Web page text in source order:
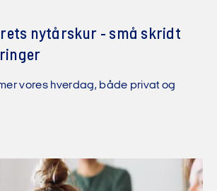
nytårskur - små skridt
vores hverdag, både privat og